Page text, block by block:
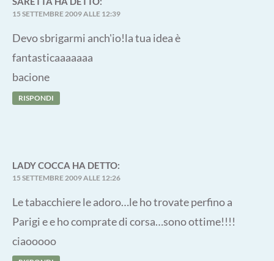
15 SETTEMBRE 2009 ALLE 12:39
Devo sbrigarmi anch'io!la tua idea è
fantasticaaaaaaa
bacione
RISPONDI
LADY COCCA HA DETTO:
15 SETTEMBRE 2009 ALLE 12:26
Le tabacchiere le adoro…le ho trovate perfino a
Parigi e e ho comprate di corsa…sono ottime!!!!
ciaooooo